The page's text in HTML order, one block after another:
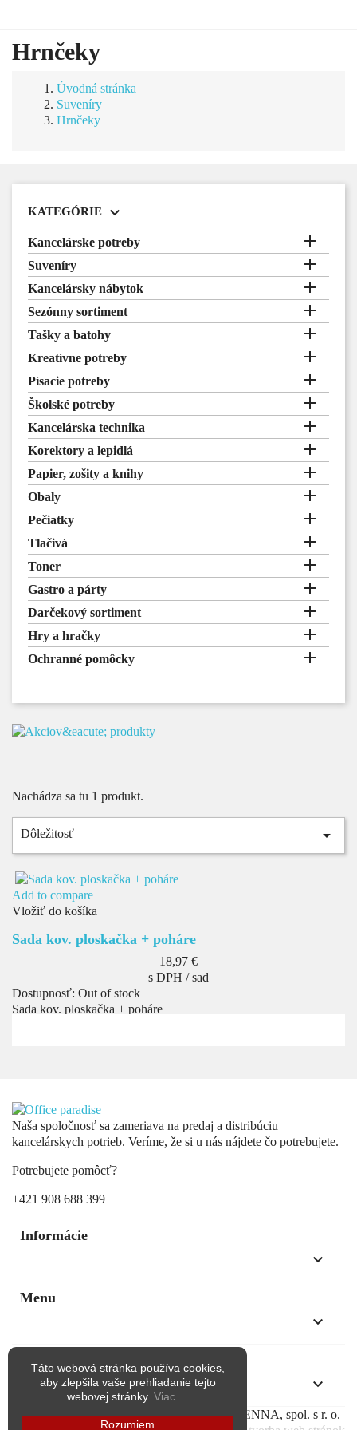
Hrnčeky
Úvodná stránka
Suveníry
Hrnčeky
KATEGÓRIE 
Kancelárske potreby 
Suveníry 
Kancelársky nábytok 
Sezónny sortiment 
Tašky a batohy 
Kreatívne potreby 
Písacie potreby 
Školské potreby 
Kancelárska technika 
Korektory a lepidlá 
Papier, zošity a knihy 
Obaly 
Pečiatky 
Tlačivá 
Toner 
Gastro a párty 
Darčekový sortiment 
Hry a hračky 
Ochranné pomôcky 
Nachádza sa tu 1 produkt.
Dôležitosť 
Add to compare
Vložiť do košíka
Sada kov. ploskačka + poháre
Cena
18,97 €
s DPH / sad
Dostupnosť: Out of stock
Sada kov. ploskačka + poháre
Naša spoločnosť sa zameriava na predaj a distribúciu
kancelárskych potrieb. Veríme, že si u nás nájdete čo potrebujete.
Potrebujete pomôcť?
+421 908 688 399
Informácie
keyboard_arrow_down
Menu
keyboard_arrow_down
keyboard_arrow_down
Táto webová stránka používa cookies,
aby zlepšila vaše prehliadanie tejto
webovej stránky. Viac ...
Rozumiem
Copyright © Všetky práva vyhradené pre KAENNA, spol. s r. o.